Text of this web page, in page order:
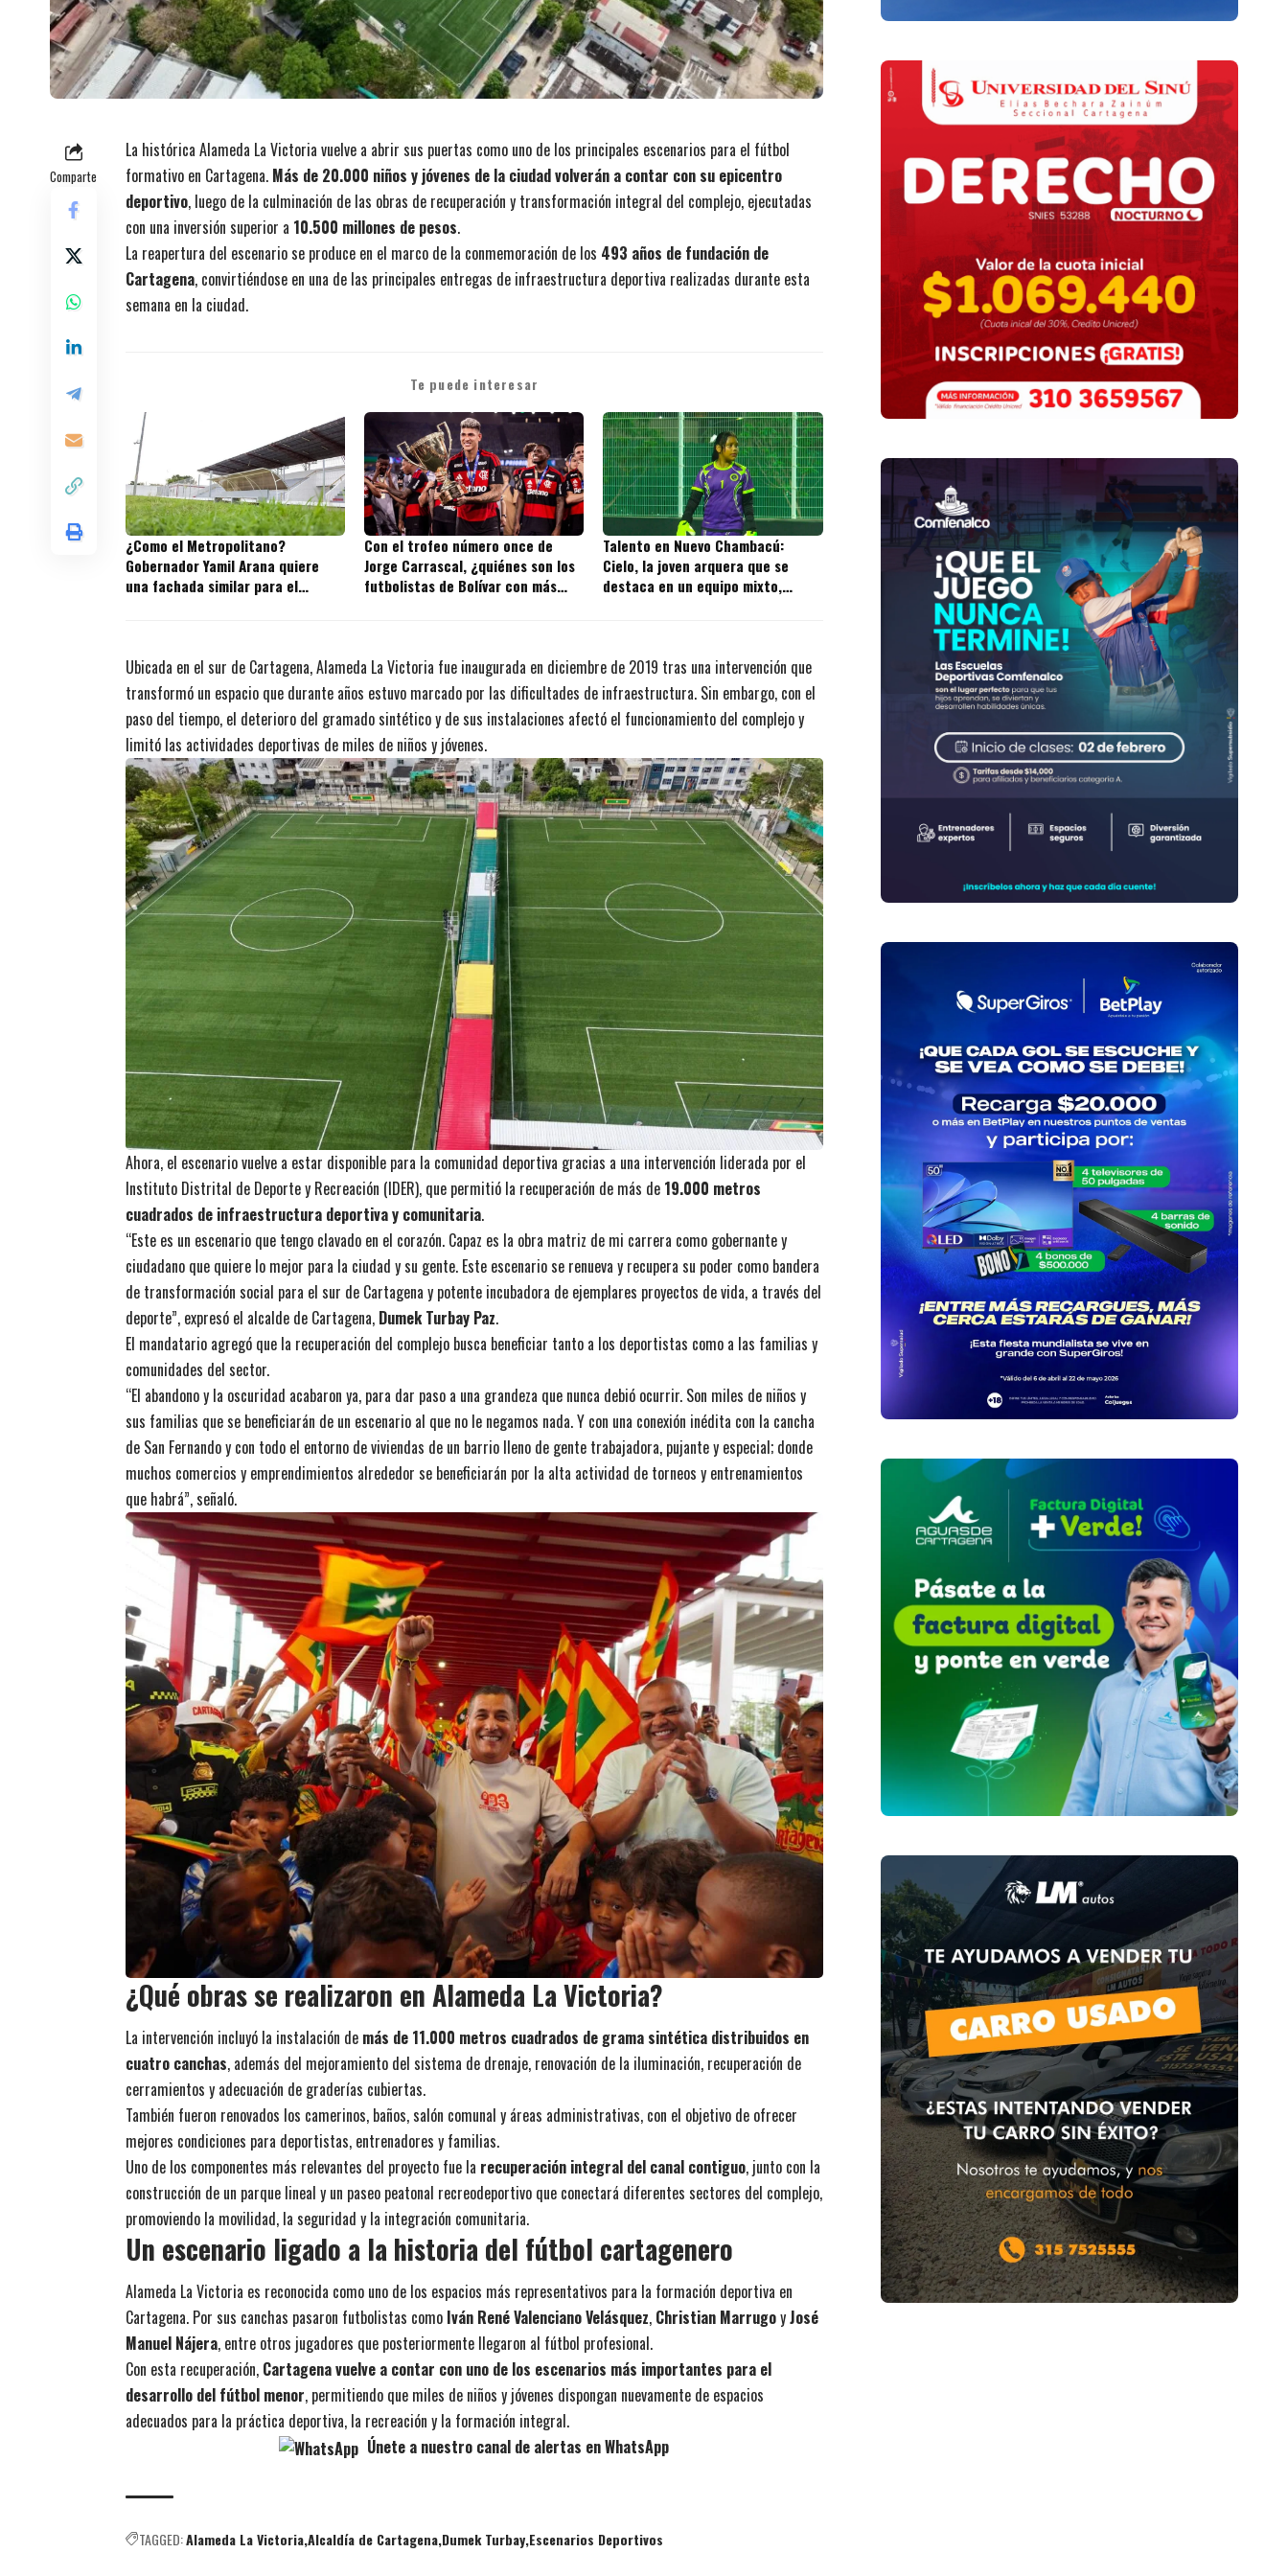
Comparte
La histórica Alameda La Victoria vuelve a abrir sus puertas como uno de los principales escenarios para el fútbol
formativo en Cartagena. Más de 20.000 niños y jóvenes de la ciudad volverán a contar con su epicentro
deportivo, luego de la culminación de las obras de recuperación y transformación integral del complejo, ejecutadas
con una inversión superior a 10.500 millones de pesos.
La reapertura del escenario se produce en el marco de la conmemoración de los 493 años de fundación de
Cartagena, convirtiéndose en una de las principales entregas de infraestructura deportiva realizadas durante esta
semana en la ciudad.
Te puede interesar
¿Como el Metropolitano?
Gobernador Yamil Arana quiere
una fachada similar para el
Con el trofeo número once de
Jorge Carrascal, ¿quiénes son los
futbolistas de Bolívar con más
Talento en Nuevo Chambacú:
Cielo, la joven arquera que se
destaca en un equipo mixto,
Ubicada en el sur de Cartagena, Alameda La Victoria fue inaugurada en diciembre de 2019 tras una intervención que
transformó un espacio que durante años estuvo marcado por las dificultades de infraestructura. Sin embargo, con el
paso del tiempo, el deterioro del gramado sintético y de sus instalaciones afectó el funcionamiento del complejo y
limitó las actividades deportivas de miles de niños y jóvenes.
Ahora, el escenario vuelve a estar disponible para la comunidad deportiva gracias a una intervención liderada por el
Instituto Distrital de Deporte y Recreación (IDER), que permitió la recuperación de más de 19.000 metros
cuadrados de infraestructura deportiva y comunitaria.
“Este es un escenario que tengo clavado en el corazón. Capaz es la obra matriz de mi carrera como gobernante y
ciudadano que quiere lo mejor para la ciudad y su gente. Este escenario se renueva y recupera su poder como bandera
de transformación social para el sur de Cartagena y potente incubadora de ejemplares proyectos de vida, a través del
deporte”, expresó el alcalde de Cartagena, Dumek Turbay Paz.
El mandatario agregó que la recuperación del complejo busca beneficiar tanto a los deportistas como a las familias y
comunidades del sector.
“El abandono y la oscuridad acabaron ya, para dar paso a una grandeza que nunca debió ocurrir. Son miles de niños y
sus familias que se beneficiarán de un escenario al que no le negamos nada. Y con una conexión inédita con la cancha
de San Fernando y con todo el entorno de viviendas de un barrio lleno de gente trabajadora, pujante y especial; donde
muchos comercios y emprendimientos alrededor se beneficiarán por la alta actividad de torneos y entrenamientos
que habrá”, señaló.
¿Qué obras se realizaron en Alameda La Victoria?
La intervención incluyó la instalación de más de 11.000 metros cuadrados de grama sintética distribuidos en
cuatro canchas, además del mejoramiento del sistema de drenaje, renovación de la iluminación, recuperación de
cerramientos y adecuación de graderías cubiertas.
También fueron renovados los camerinos, baños, salón comunal y áreas administrativas, con el objetivo de ofrecer
mejores condiciones para deportistas, entrenadores y familias.
Uno de los componentes más relevantes del proyecto fue la recuperación integral del canal contiguo, junto con la
construcción de un parque lineal y un paseo peatonal recreodeportivo que conectará diferentes sectores del complejo,
promoviendo la movilidad, la seguridad y la integración comunitaria.
Un escenario ligado a la historia del fútbol cartagenero
Alameda La Victoria es reconocida como uno de los espacios más representativos para la formación deportiva en
Cartagena. Por sus canchas pasaron futbolistas como Iván René Valenciano Velásquez, Christian MarrugoyJosé
Manuel Nájera, entre otros jugadores que posteriormente llegaron al fútbol profesional.
Con esta recuperación, Cartagena vuelve a contar con uno de los escenarios más importantes para el
desarrollo del fútbol menor, permitiendo que miles de niños y jóvenes dispongan nuevamente de espacios
adecuados para la práctica deportiva, la recreación y la formación integral.
Únete a nuestro canal de alertas en WhatsApp
TAGGED:Alameda La VictoriaAlcaldía de Cartagena Dumek Turbay Escenarios Deportivos